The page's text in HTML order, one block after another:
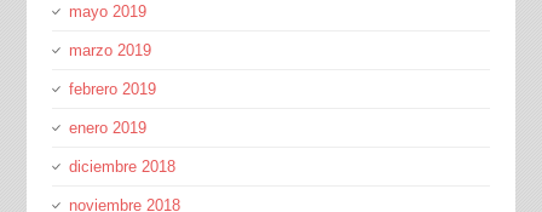
mayo 2019
marzo 2019
febrero 2019
enero 2019
diciembre 2018
noviembre 2018